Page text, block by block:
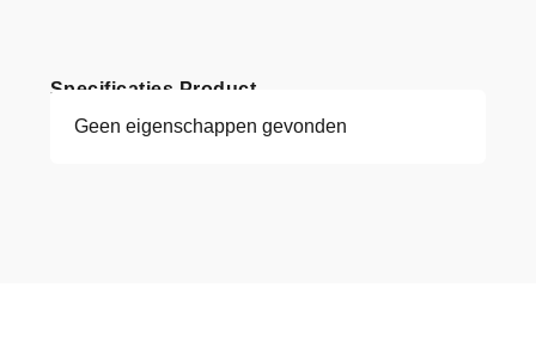
Specificaties Product
Geen eigenschappen gevonden